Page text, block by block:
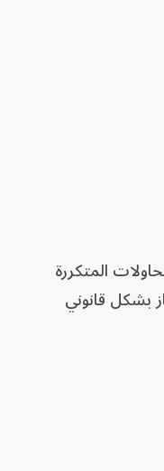
المتكررة
بشكل قانوني